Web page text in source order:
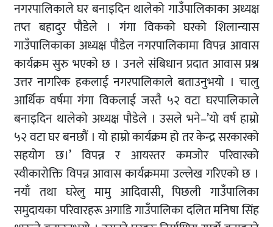
नगरपालिकाले घर बनाइदिन थालेको गाउँपालिकाका अध्यक्ष
तप्त बहादुर पौडेले । गंगा विकको घरको शिलान्यास
गाउँपालिकाका अध्यक्ष पौडेल नगरपालिकामा विपन्न आवास
कार्यक्रम सुरु भएको छ । उनले संबिधान प्रदात आवास प्रश्न
उत्तर नागरिक हकलाई नगरपालिकाले बताउनुभयो । चालु
आर्थिक वर्षमा गंगा विकलाई जस्तै ५२ वटा घरपालिकाले
बनाइदिन थालेको अध्यक्ष पौडेले । उसले भने–’यो वर्ष हाम्रो
५२ वटा घर बनछौं । यो हाम्रो कार्यक्रम हो तर केन्द्र सरकारको
सहयोग छ।’ विपन्न र आयस्तर कमजोर परिवारको
स्वीकारोक्ति विपन्न आवास कार्यक्रममा उल्लेख गरिएको छ ।
नयाँ तथा घरेलु मामु आदिवासी, पिछली गाउँपालिका
समुदायका परिवारहरू अगाडि गाउँपालिका दलित मनिषा सिंह